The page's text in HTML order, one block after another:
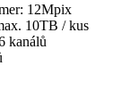
: 12Mpix
10TB / kus
kanálů